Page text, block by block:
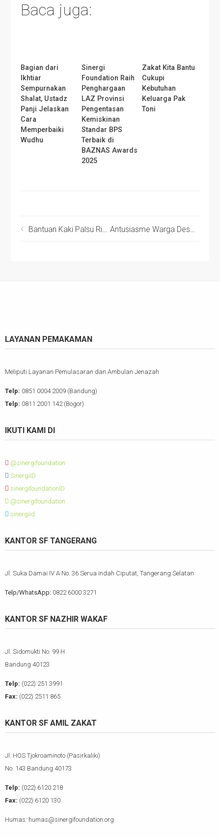
Baca juga:
Bagian dari
Ikhtiar
Sempurnakan
Shalat, Ustadz
Panji Jelaskan
Cara
Memperbaiki
Wudhu
Sinergi
Foundation Raih
Penghargaan
LAZ Provinsi
Pengentasan
Kemiskinan
Standar BPS
Terbaik di
BAZNAS Awards
2025
Zakat Kita Bantu
Cukupi
Kebutuhan
Keluarga Pak
Toni
Bantuan Kaki Palsu Ringankan Kesulitan Dhuafa Difabel Antusiasme Warga Desa Cijambu Donorkan Darah
LAYANAN PEMAKAMAN
Meliputi Layanan Pemulasaran dan Ambulan Jenazah
Telp: 0851 0004 2009 (Bandung)
Telp: 0811 2001 142 (Bogor)
IKUTI KAMI DI
@sinergifoundation
SinergiID
sinergifoundationID
@sinergifoundation
sinergiid
KANTOR SF TANGERANG
Jl. Suka Damai IV A No. 36 Serua Indah Ciputat, Tangerang Selatan
Telp/WhatsApp: 0822 6000 3271
KANTOR SF NAZHIR WAKAF
Jl. Sidomukti No. 99 H
Bandung 40123
Telp: (022) 251 3991
Fax: (022) 2511 865
KANTOR SF AMIL ZAKAT
Jl. HOS Tjokroaminoto (Pasirkaliki)
No. 143 Bandung 40173
Telp: (022) 6120 218
Fax: (022) 6120 130
Humas: humas@sinergifoundation.org